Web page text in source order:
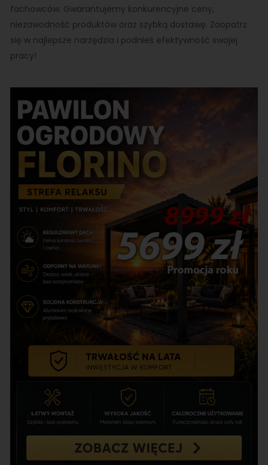
fachowców. Gwarantujemy konkurencyjne ceny,
niezawodność produktów oraz szybką dostawę. Zaopatrz
się w najlepsze narzędzia i podnieś efektywność swojej
pracy!